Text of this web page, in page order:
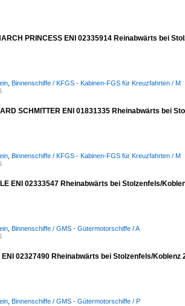
PRINCESS ENI 02335914 Reinabwärts bei
Binnenschiffe / KFGS - Kabinen-FGS für Kreuzfahrten / M
SCHMITTER ENI 01831335 Rheinabwärts bei
Binnenschiffe / KFGS - Kabinen-FGS für Kreuzfahrten / M
ENI 02333547 Rheinabwärts bei Stolzenfels/
Binnenschiffe / GMS - Gütermotorschiffe / A
02327490 Rheinabwärts bei Stolzenfels/Koblenz
Binnenschiffe / GMS - Gütermotorschiffe / P